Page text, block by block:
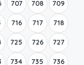
707 708 709
716 717 718
725 726 727
734 735 736